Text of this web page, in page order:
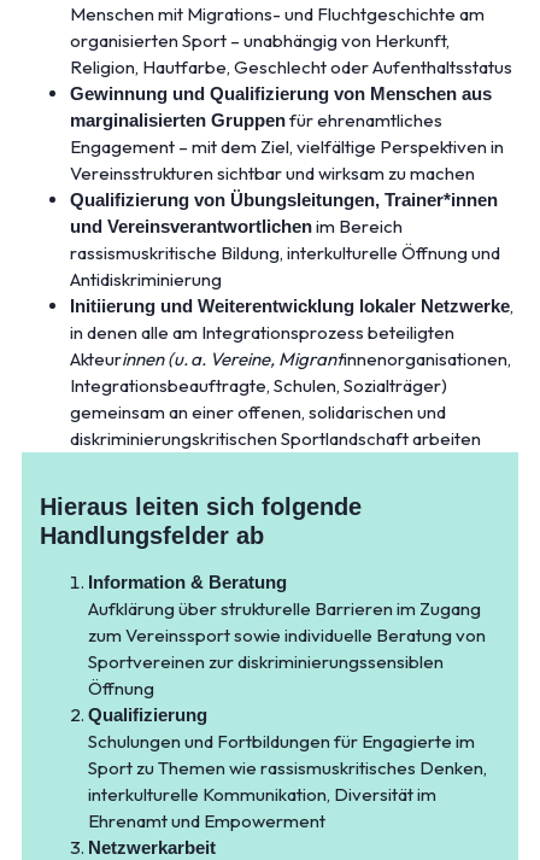
Menschen mit Migrations- und Fluchtgeschichte am
organisierten Sport – unabhängig von Herkunft,
Religion, Hautfarbe, Geschlecht oder Aufenthaltsstatus
Gewinnung und Qualifizierung von Menschen aus
marginalisierten Gruppenfür ehrenamtliches
Engagement – mit dem Ziel, vielfältige Perspektiven in
Vereinsstrukturen sichtbar und wirksam zu machen
Qualifizierung von Übungsleitungen, Trainer*innen
und Vereinsverantwortlichenim Bereich
rassismuskritische Bildung, interkulturelle Öffnung und
Antidiskriminierung
Initiierung und Weiterentwicklung lokaler Netzwerke,
in denen alle am Integrationsprozess beteiligten
Akteurinnen (u. a. Vereine, Migrantinnenorganisationen,
Integrationsbeauftragte, Schulen, Sozialträger)
gemeinsam an einer offenen, solidarischen und
diskriminierungskritischen Sportlandschaft arbeiten
Hieraus leiten sich folgende
Handlungsfelder ab
Information & Beratung
Aufklärung über strukturelle Barrieren im Zugang
zum Vereinssport sowie individuelle Beratung von
Sportvereinen zur diskriminierungssensiblen
Öffnung
Qualifizierung
Schulungen und Fortbildungen für Engagierte im
Sport zu Themen wie rassismuskritisches Denken,
interkulturelle Kommunikation, Diversität im
Ehrenamt und Empowerment
Netzwerkarbeit